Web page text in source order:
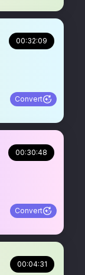
00:32:09
Convert
00:30:48
Convert
00:04:31